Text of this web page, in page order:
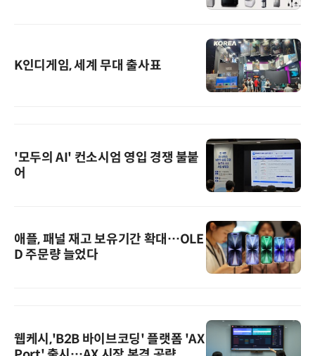
K인디게임, 세계 무대 출사표
'모두의 AI' 컨소시엄 영입 경쟁 불붙
어
애플, 패널 재고 보유기간 확대…OLE
D 주문량 늘었다
웹케시,'B2B 바이브코딩' 플랫폼 'AX